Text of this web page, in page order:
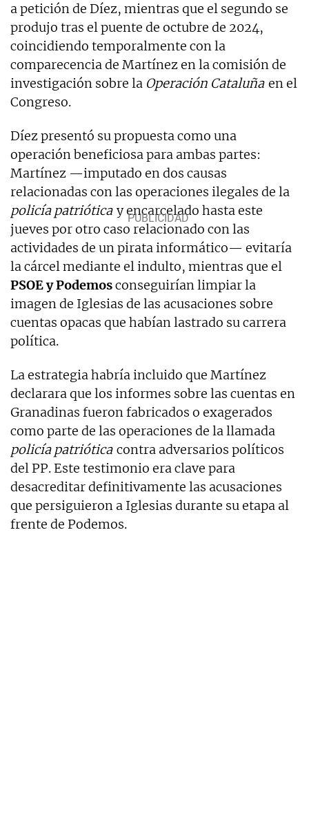
a petición de Díez, mientras que el segundo se
produjo tras el puente de octubre de 2024,
coincidiendo temporalmente con la
comparecencia de Martínez en la comisión de
investigación sobre la Operación Cataluña en el
Congreso.
Díez presentó su propuesta como una
operación beneficiosa para ambas partes:
Martínez —imputado en dos causas
relacionadas con las operaciones ilegales de la
policía patriótica y encarcelado hasta este
jueves por otro caso relacionado con las
actividades de un pirata informático— evitaría
la cárcel mediante el indulto, mientras que el
PSOE y Podemosconseguirían limpiar la
imagen de Iglesias de las acusaciones sobre
cuentas opacas que habían lastrado su carrera
política.
La estrategia habría incluido que Martínez
declarara que los informes sobre las cuentas en
Granadinas fueron fabricados o exagerados
como parte de las operaciones de la llamada
policía patriótica contra adversarios políticos
del PP. Este testimonio era clave para
desacreditar definitivamente las acusaciones
que persiguieron a Iglesias durante su etapa al
frente de Podemos.